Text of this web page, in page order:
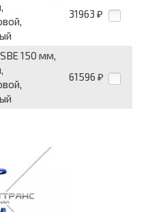
31963 ₽
150 мм,
61596 ₽